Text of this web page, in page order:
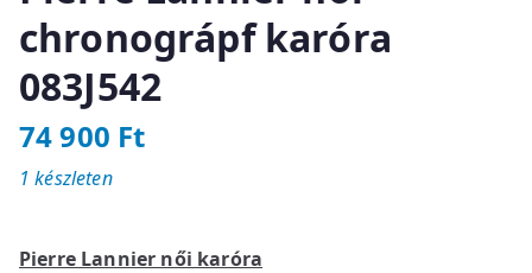
chronográpf karóra
083J542
74 900 Ft
Pierre Lannier női karóra
1 készleten